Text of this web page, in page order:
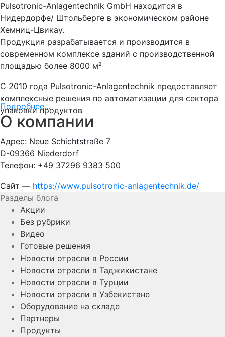
Pulsotronic-Anlagentechnik GmbH находится в
Нидердорфе/ Штольберге в экономическом районе
Хемниц-Цвикау.
Продукция разрабатывается и производится в
современном комплексе зданий с производственной
площадью более 8000 м²
С 2010 года Pulsotronic-Anlagentechnik предоставляет
комплексные решения по автоматизации для сектора
упаковки продуктов
Подробнее...
О компании
Адрес: Neue Schichtstraße 7
D-09366 Niederdorf
Телефон: +49 37296 9383 500
Сайт — https://www.pulsotronic-anlagentechnik.de/
Разделы блога
Акции
Без рубрики
Видео
Готовые решения
Новости отрасли в России
Новости отрасли в Таджикистане
Новости отрасли в Турции
Новости отрасли в Узбекистане
Оборудование на складе
Партнеры
Продукты